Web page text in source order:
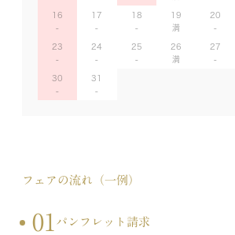
16 17 18 19 20
23 24 25 26 27
30 31
フェアの流れ（一例）
01 パンフレット請求